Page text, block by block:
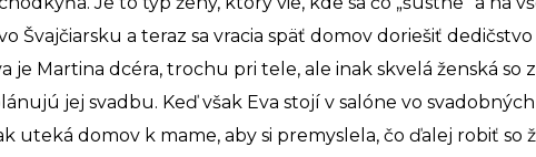
Švajčiarsku a teraz sa vracia späť domov doriešiť
je Martina dcéra, trochu pri tele, ale inak skvelá ženská so
jej svadbu. Keď však Eva stojí v salóne vo svadobných
uteká domov k mame, aby si premyslela, čo ďalej robiť so